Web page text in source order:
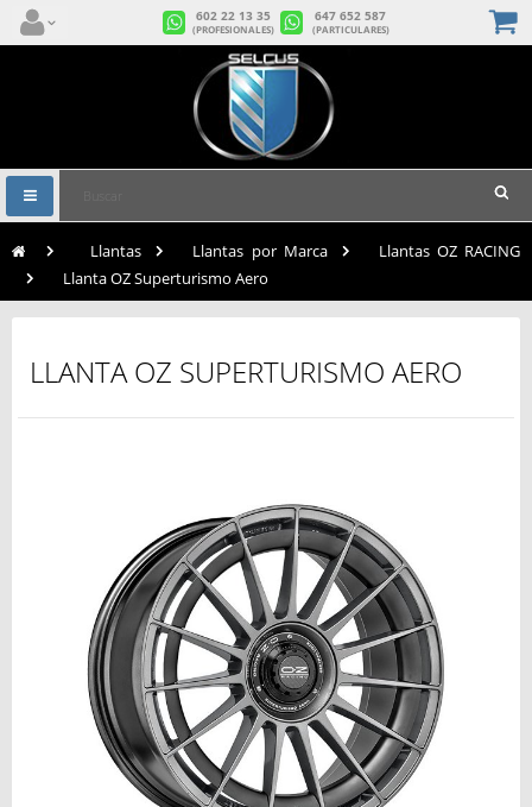
602 22 13 35
(PROFESIONALES)
647 652 587
(PARTICULARES)
Navegación
Toggle
Llantas Llantas por Marca
Llantas OZ RACING
Llanta OZ Superturismo Aero
LLANTA OZ SUPERTURISMO AERO